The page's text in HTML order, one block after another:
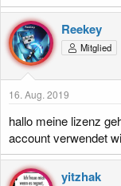
Reekey
Mitglied
16. Aug. 2019
hallo meine lizenz
account verwendet
yitzhak